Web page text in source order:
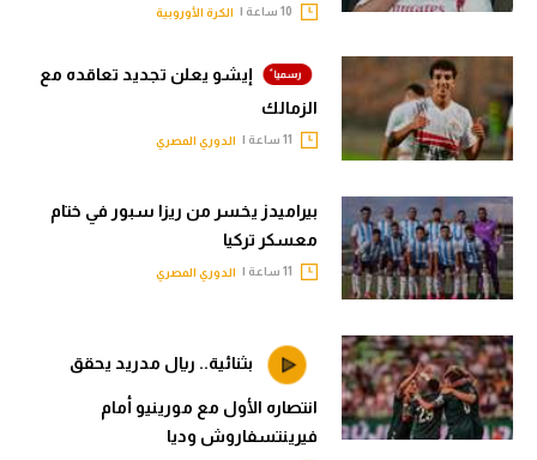
الكرة الأوروبية
إيشو يعلن تجديد تعاقده مع
الزمالك
الدوري المصري
بيراميدز يخسر من ريزا سبور في ختام
معسكر تركيا
الدوري المصري
بثنائية.. ريال مدريد يحقق
انتصاره الأول مع مورينيو أمام
فيرينتسفاروش وديا